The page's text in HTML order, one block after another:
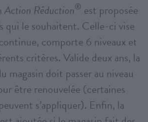
Action Réduction® est proposée
qui le souhaitent. Celle-ci vise
comporte 6 niveaux et
critères. Valide deux ans, la
magasin doit passer au niveau
être renouvelée (certaines
s’appliquer). Enfin, la